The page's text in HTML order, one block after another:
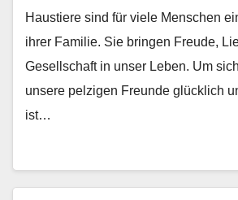
Haustiere sind für viele Menschen
ihrer Familie. Sie bringen Freude,
Gesellschaft in unser Leben. Um
unsere pelzigen Freunde glücklich
ist…